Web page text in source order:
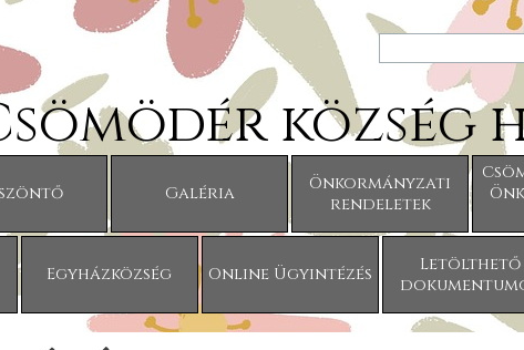
község
Ugrás a
Galéria ▼
Önkormányzati
rendeletek
Egyházközség Online Ügyintézés ▼
Letölthető